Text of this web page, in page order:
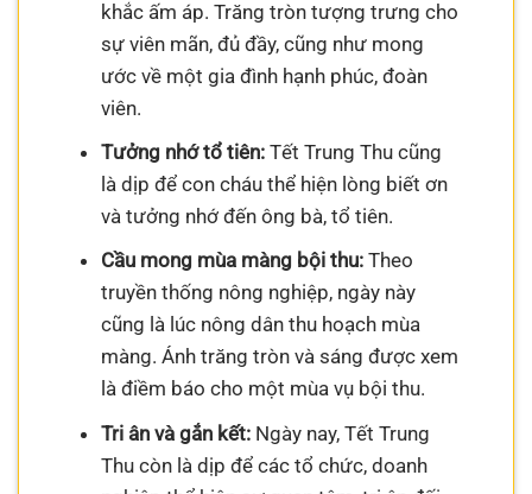
khắc ấm áp. Trăng tròn tượng trưng cho
sự viên mãn, đủ đầy, cũng như mong
ước về một gia đình hạnh phúc, đoàn
viên.
Tưởng nhớ tổ tiên:Tết Trung Thu cũng
là dịp để con cháu thể hiện lòng biết ơn
và tưởng nhớ đến ông bà, tổ tiên.
Cầu mong mùa màng bội thu:Theo
truyền thống nông nghiệp, ngày này
cũng là lúc nông dân thu hoạch mùa
màng. Ánh trăng tròn và sáng được xem
là điềm báo cho một mùa vụ bội thu.
Tri ân và gắn kết:Ngày nay, Tết Trung
Thu còn là dịp để các tổ chức, doanh